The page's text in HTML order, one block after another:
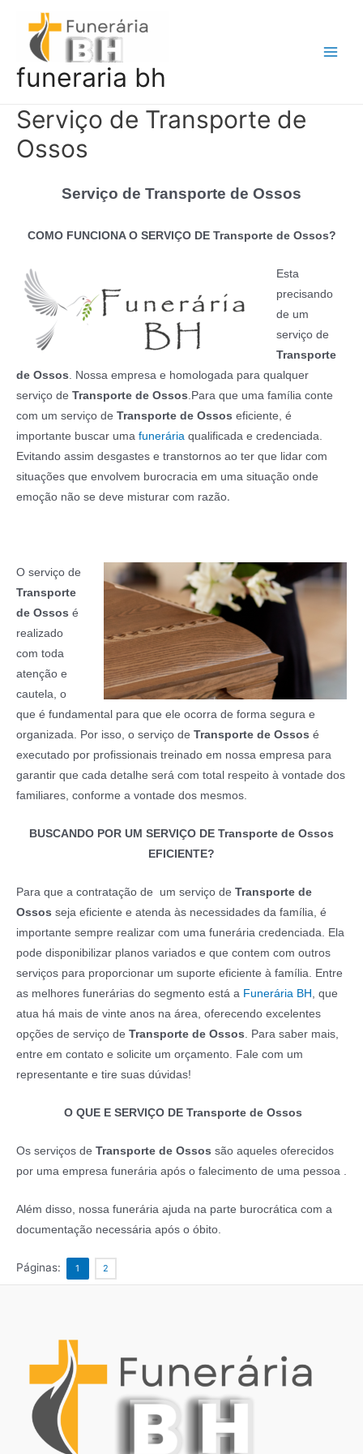
conteúdo
funeraria bh
Serviço de Transporte de
Ossos
Serviço de Transporte de Ossos
COMO FUNCIONA O SERVIÇO DE Transporte de Ossos?
Esta
precisando
de um
serviço de
Transporte
de Ossos . Nossa empresa e homologada para qualquer
serviço de Transporte de Ossos .Para que uma família conte
com um serviço de Transporte de Ossos eficiente, é
importante buscar uma funerária qualificada e credenciada.
Evitando assim desgastes e transtornos ao ter que lidar com
situações que envolvem burocracia em uma situação onde
emoção não se deve misturar com razão.
O serviço de
Transporte
de Ossos é
realizado
com toda
atenção e
cautela, o
que é fundamental para que ele ocorra de forma segura e
organizada. Por isso, o serviço de Transporte de Ossos é
executado por profissionais treinado em nossa empresa para
garantir que cada detalhe será com total respeito à vontade dos
familiares, conforme a vontade dos mesmos.
BUSCANDO POR UM SERVIÇO DE Transporte de Ossos
EFICIENTE?
Para que a contratação de um serviço de Transporte de
Ossos seja eficiente e atenda às necessidades da família, é
importante sempre realizar com uma funerária credenciada. Ela
pode disponibilizar planos variados e que contem com outros
serviços para proporcionar um suporte eficiente à família. Entre
as melhores funerárias do segmento está a Funerária BH , que
atua há mais de vinte anos na área, oferecendo excelentes
opções de serviço de Transporte de Ossos. Para saber mais,
entre em contato e solicite um orçamento. Fale com um
representante e tire suas dúvidas!
O QUE E SERVIÇO DE Transporte de Ossos
Os serviços de Transporte de Ossos são aqueles oferecidos
por uma empresa funerária após o falecimento de uma pessoa .
Além disso, nossa funerária ajuda na parte burocrática com a
documentação necessária após o óbito.
Páginas: 1 2